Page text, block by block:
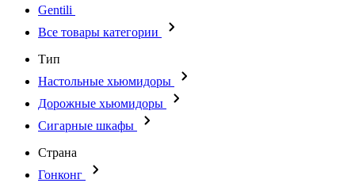
Gentili
Все товары категории
Тип
Настольные хьюмидоры
Дорожные хьюмидоры
Сигарные шкафы
Страна
Гонконг